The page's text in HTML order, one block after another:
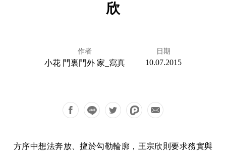
欣
作者
小花 門裏門外 家_寫真
日期
10.07.2015
方序中想法奔放、擅於勾勒輪廓，王宗欣則要求務實與